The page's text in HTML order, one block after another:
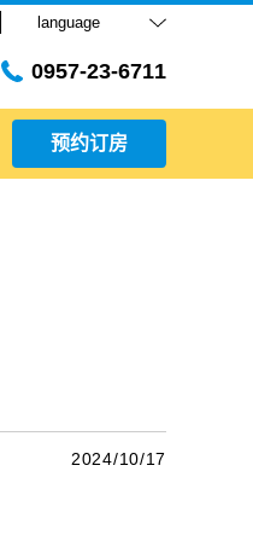
language
0957-23-6711
预约订房
2024/10/17